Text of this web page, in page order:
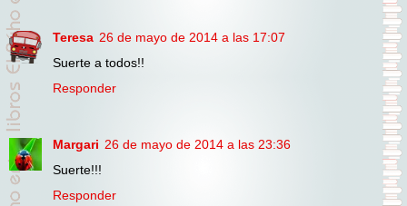
Teresa 26 de mayo de 2014 a las 17:07
Suerte a todos!!
Responder
Margari 26 de mayo de 2014 a las 23:36
Suerte!!!
Responder